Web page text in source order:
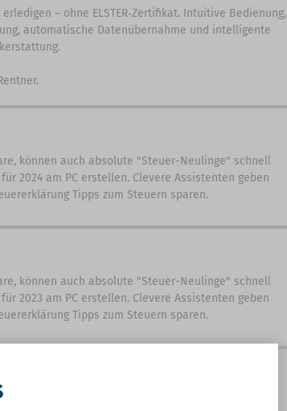
– ohne ELSTER‑Zertifikat. Intuitive Bedienung,
automatische Datenübernahme und intelligente
können auch absolute "Steuer-Neulinge" schnell
2024 am PC erstellen. Clevere Assistenten geben
Tipps zum Steuern sparen.
können auch absolute "Steuer-Neulinge" schnell
2023 am PC erstellen. Clevere Assistenten geben
Tipps zum Steuern sparen.